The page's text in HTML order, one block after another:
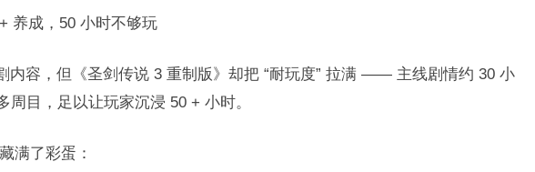
养成，50 小时不够玩​
内容，但《圣剑传说 3 重制版》却把 “耐玩度” 拉满 —— 主线剧情约 30 小
周目，足以让玩家沉浸 50 + 小时。​
满了彩蛋：​